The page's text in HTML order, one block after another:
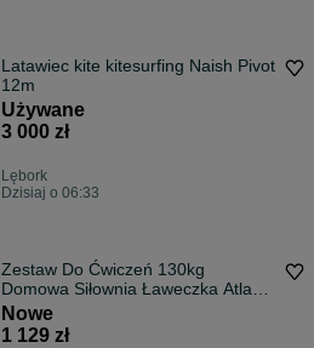
Latawiec kite kitesurfing Naish Pivot
12m
Używane
3 000 zł
Lębork
Dzisiaj o 06:33
Zestaw Do Ćwiczeń 130kg
Domowa Siłownia Ławeczka Atlas
Sprzęt Siłowy
Nowe
1 129 zł